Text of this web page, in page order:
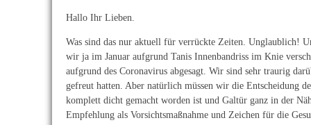
Hallo Ihr Lieben.
Was sind das nur aktuell für verrückte Zeiten. Unglaublich!
wir ja im Januar aufgrund Tanis Innenbandriss im Knie
aufgrund des Coronavirus abgesagt. Wir sind sehr traurig
gefreut hatten. Aber natürlich müssen wir die Entscheidung
komplett dicht gemacht worden ist und Galtür ganz in der
Empfehlung als Vorsichtsmaßnahme und Zeichen für die